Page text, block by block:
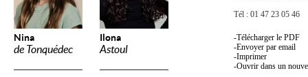
Nina
de Tonquédec
Ilona
Astoul
Tél : 01 47 23 05 46
Télécharger le PDF
Envoyer par email
Imprimer
Ouvrir dans un